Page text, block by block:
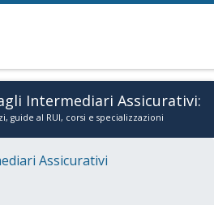
Intermediari Assicurativi:
guide al RUI, corsi e specializzazioni
Lun, Ago 10, 2026
Sign InAssicurativi